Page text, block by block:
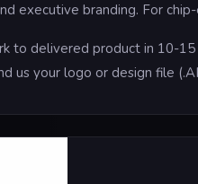
executive branding. For
to delivered product in 10-
us your logo or design file